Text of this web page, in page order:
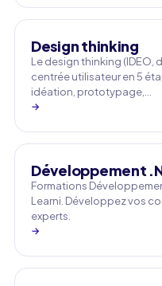
Design thinking
Le design thinking
centrée utilisateur en 5
idéation, prototypage,…
→
Développement
Formations
Learni. Développez vos
experts.
→